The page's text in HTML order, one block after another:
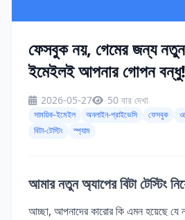
ফেসবুক নয়, গেমের জন্য
ইমেইলই আপনার গোপন বন্ধু!
2026-05-27 50 বার দেখা
সাময়িক-ইমেইল অনলাইন-প্রাইভেসি ফেসবুক
বিটা-টেস্টিং
স্প্যাম
আমার নতুন অ্যাপের বিটা টেস্টিং
আচ্ছা, আপনাদের কারোর কি এমন হয়েছে